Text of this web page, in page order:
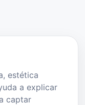
estética
a explicar
captar